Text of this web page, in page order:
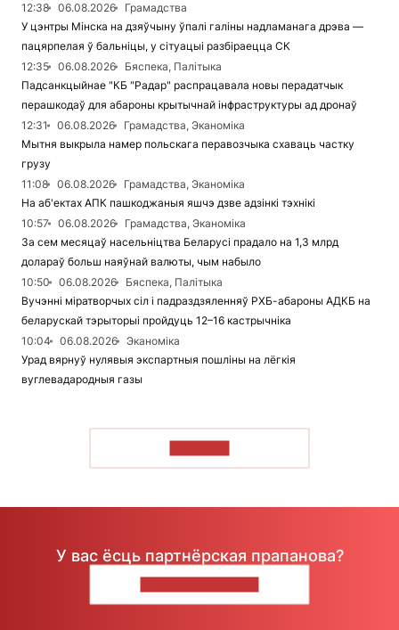
12:38
06.08.2026
Грамадства
У цэнтры Мінска на дзяўчыну ўпалі галіны надламанага дрэва —
пацярпелая ў бальніцы, у сітуацыі разбіраецца СК
12:35
06.08.2026
Бяспека, Палітыка
Падсанкцыйнае "КБ "Радар" распрацавала новы перадатчык
перашкодаў для абароны крытычнай інфраструктуры ад дронаў
12:31
06.08.2026
Грамадства, Эканоміка
Мытня выкрыла намер польскага перавозчыка схаваць частку
грузу
11:08
06.08.2026
Грамадства, Эканоміка
На аб'ектах АПК пашкоджаныя яшчэ дзве адзінкі тэхнікі
10:57
06.08.2026
Грамадства, Эканоміка
За сем месяцаў насельніцтва Беларусі прадало на 1,3 млрд
долараў больш наяўнай валюты, чым набыло
10:50
06.08.2026
Бяспека, Палітыка
Вучэнні міратворчых сіл і падраздзяленняў РХБ-абароны АДКБ на
беларускай тэрыторыі пройдуць 12–16 кастрычніка
10:04
06.08.2026
Эканоміка
Урад вярнуў нулявыя экспартныя пошліны на лёгкія
вуглевадародныя газы
У вас ёсць партнёрская прапанова?